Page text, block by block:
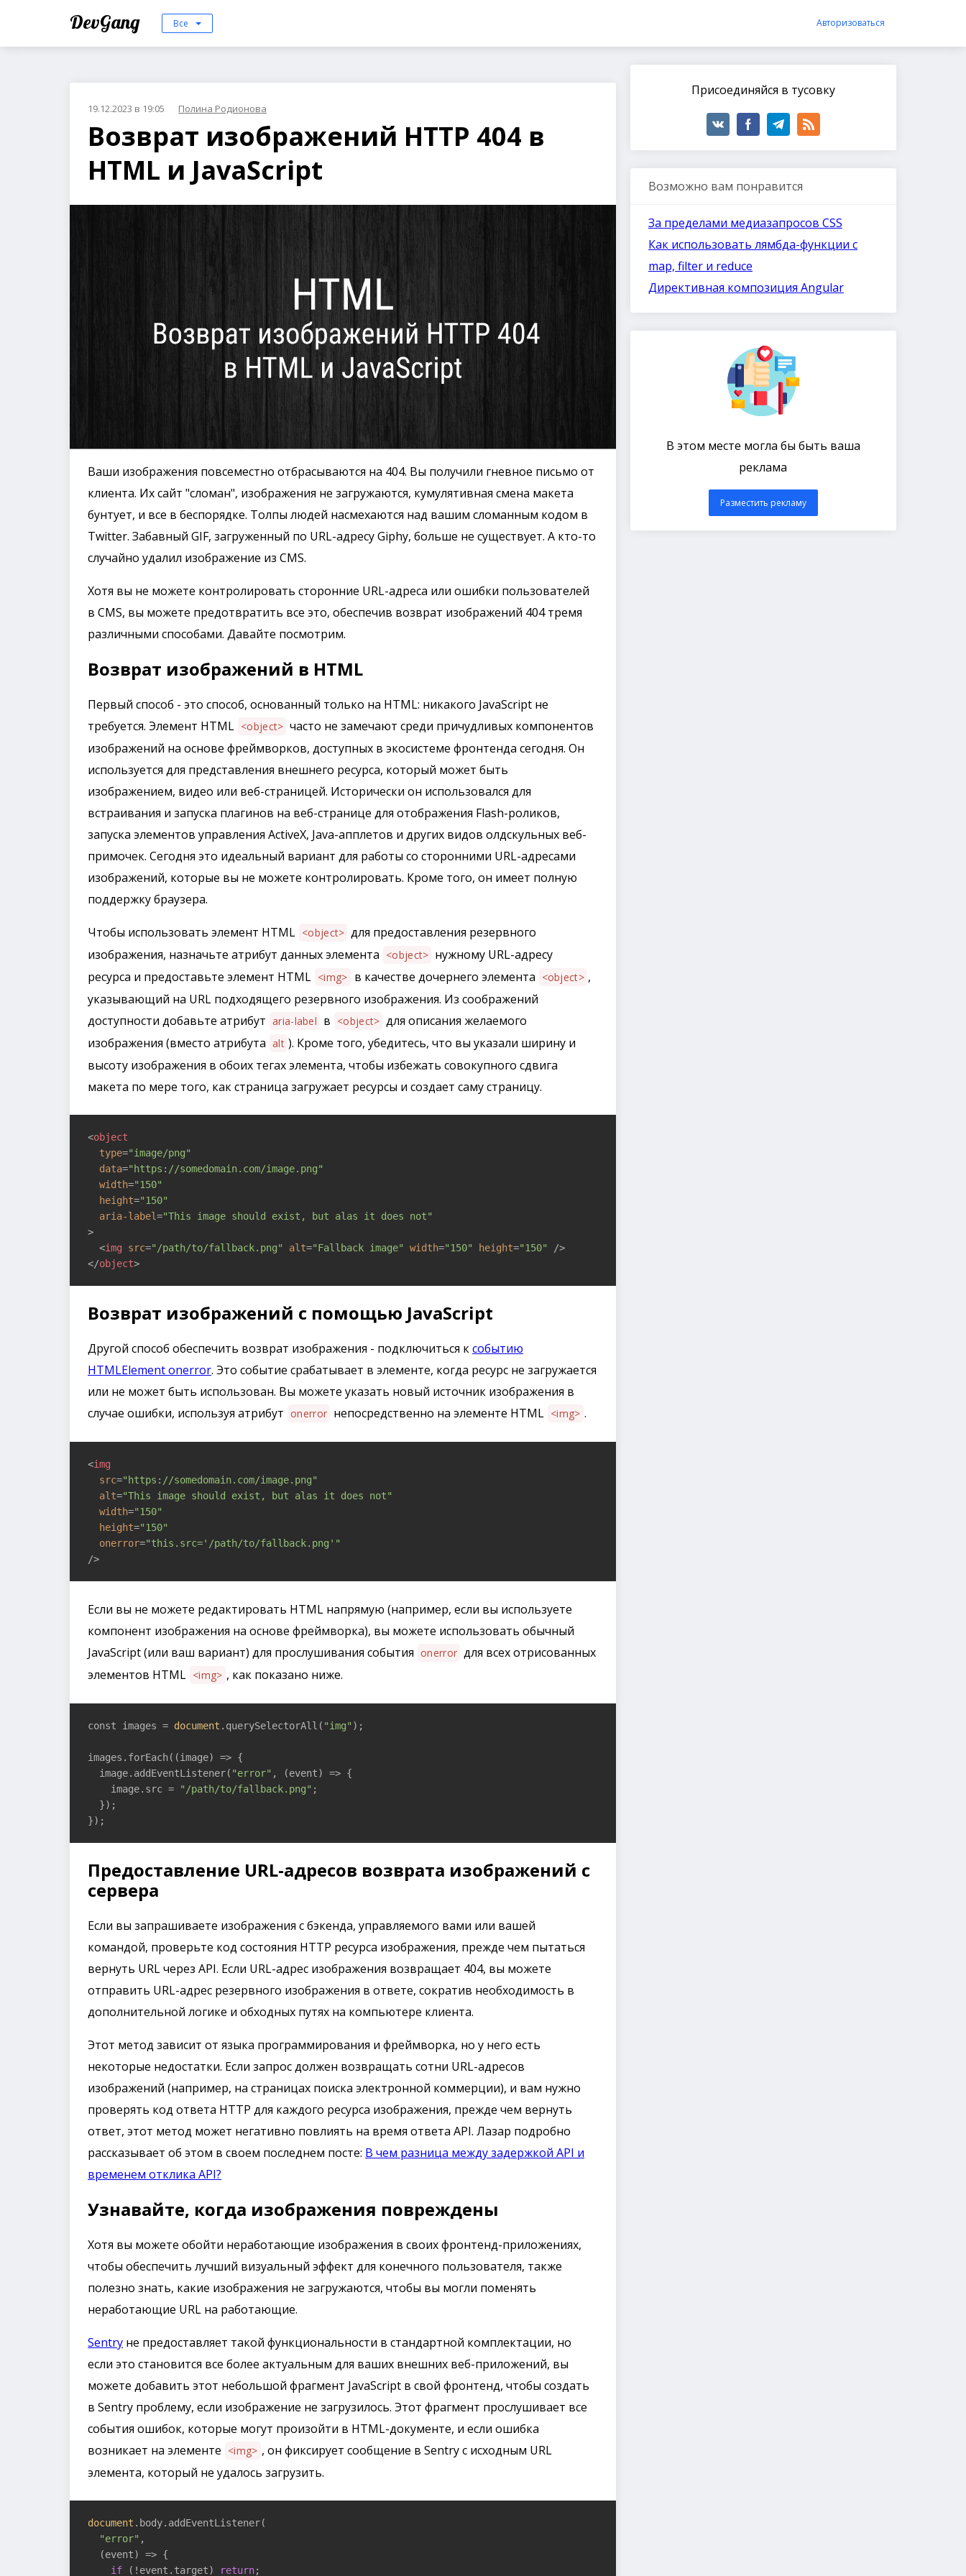
DevGang Все Авторизоваться
19.12.2023 в 19:05 Полина Родионова
Возврат изображений HTTP 404 в
HTML и JavaScript
Ваши изображения повсеместно отбрасываются на 404. Вы получили гневное письмо от
клиента. Их сайт "сломан", изображения не загружаются, кумулятивная смена макета
бунтует, и все в беспорядке. Толпы людей насмехаются над вашим сломанным кодом в
Twitter. Забавный GIF, загруженный по URL-адресу Giphy, больше не существует. А кто-то
случайно удалил изображение из CMS.
Хотя вы не можете контролировать сторонние URL-адреса или ошибки пользователей
в CMS, вы можете предотвратить все это, обеспечив возврат изображений 404 тремя
различными способами. Давайте посмотрим.
Возврат изображений в HTML
Первый способ - это способ, основанный только на HTML: никакого JavaScript не
требуется. Элемент HTML <object> часто не замечают среди причудливых компонентов
изображений на основе фреймворков, доступных в экосистеме фронтенда сегодня. Он
используется для представления внешнего ресурса, который может быть
изображением, видео или веб-страницей. Исторически он использовался для
встраивания и запуска плагинов на веб-странице для отображения Flash-роликов,
запуска элементов управления ActiveX, Java-апплетов и других видов олдскульных веб-
примочек. Сегодня это идеальный вариант для работы со сторонними URL-адресами
изображений, которые вы не можете контролировать. Кроме того, он имеет полную
поддержку браузера.
Чтобы использовать элемент HTML <object> для предоставления резервного
изображения, назначьте атрибут данных элемента <object> нужному URL-адресу
ресурса и предоставьте элемент HTML <img> в качестве дочернего элемента <object> ,
указывающий на URL подходящего резервного изображения. Из соображений
доступности добавьте атрибут aria-label в <object> для описания желаемого
изображения (вместо атрибута alt ). Кроме того, убедитесь, что вы указали ширину и
высоту изображения в обоих тегах элемента, чтобы избежать совокупного сдвига
макета по мере того, как страница загружает ресурсы и создает саму страницу.
<object
type="image/png"
data="https://somedomain.com/image.png"
width="150"
height="150"
aria-label="This image should exist, but alas it does not"
>
<img src="/path/to/fallback.png" alt="Fallback image" width="150" height="150"
/>
</object>
Возврат изображений с помощью JavaScript
Другой способ обеспечить возврат изображения - подключиться ксобытию
HTMLElement onerror. Это событие срабатывает в элементе, когда ресурс не загружается
или не может быть использован. Вы можете указать новый источник изображения в
случае ошибки, используя атрибут onerror непосредственно на элементе HTML <img> .
<img
src="https://somedomain.com/image.png"
alt="This image should exist, but alas it does not"
width="150"
height="150"
onerror="this.src='/path/to/fallback.png'"
/>
Если вы не можете редактировать HTML напрямую (например, если вы используете
компонент изображения на основе фреймворка), вы можете использовать обычный
JavaScript (или ваш вариант) для прослушивания события onerror для всех отрисованных
элементов HTML <img> , как показано ниже.
const images = document .querySelectorAll( "img" );
images.forEach( (image) => {
  image.addEventListener(
"error" , (event) => {
    image.src =
"/path/to/fallback.png" ;
  });
});
Предоставление URL-адресов возврата изображений с
сервера
Если вы запрашиваете изображения с бэкенда, управляемого вами или вашей
командой, проверьте код состояния HTTP ресурса изображения, прежде чем пытаться
вернуть URL через API. Если URL-адрес изображения возвращает 404, вы можете
отправить URL-адрес резервного изображения в ответе, сократив необходимость в
дополнительной логике и обходных путях на компьютере клиента.
Этот метод зависит от языка программирования и фреймворка, но у него есть
некоторые недостатки. Если запрос должен возвращать сотни URL-адресов
изображений (например, на страницах поиска электронной коммерции), и вам нужно
проверять код ответа HTTP для каждого ресурса изображения, прежде чем вернуть
ответ, этот метод может негативно повлиять на время ответа API. Лазар подробно
рассказывает об этом в своем последнем посте: В чем разница между задержкой API и
временем отклика API?
Узнавайте, когда изображения повреждены
Хотя вы можете обойти неработающие изображения в своих фронтенд-приложениях,
чтобы обеспечить лучший визуальный эффект для конечного пользователя, также
полезно знать, какие изображения не загружаются, чтобы вы могли поменять
неработающие URL на работающие.
Sentry не предоставляет такой функциональности в стандартной комплектации, но
если это становится все более актуальным для ваших внешних веб-приложений, вы
можете добавить этот небольшой фрагмент JavaScript в свой фронтенд, чтобы создать
в Sentry проблему, если изображение не загрузилось. Этот фрагмент прослушивает все
события ошибок, которые могут произойти в HTML-документе, и если ошибка
возникает на элементе <img> , он фиксирует сообщение в Sentry с исходным URL
элемента, который не удалось загрузить.
document .body.addEventListener(
"error" ,
(event) => {
if (!event.target) return;
Присоединяйся в тусовку
Возможно вам понравится
За пределами медиазапросов CSS
Как использовать лямбда-функции с
map, filter и reduce
Директивная композиция Angular
В этом месте могла бы быть ваша
реклама
Разместить рекламу